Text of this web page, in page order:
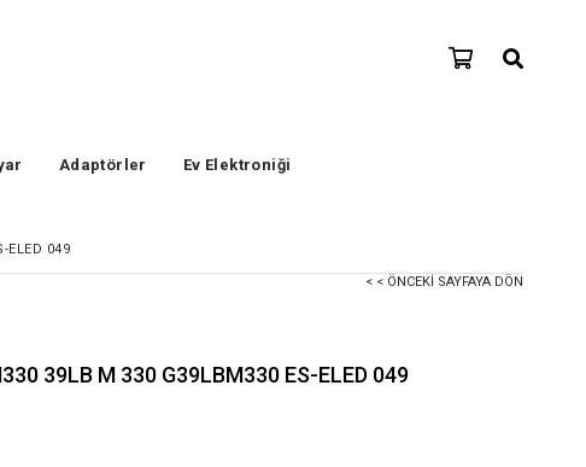
Adaptörler Ev Elektroniği
ELED 049
< < ÖNCEKI SAYFAYA DÖN
39LB M 330 G39LBM330 ES-ELED 049